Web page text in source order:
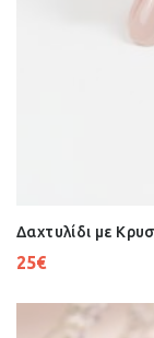
Δαχτυλίδι με
25€